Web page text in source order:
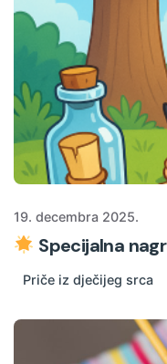
19. decembra 2025.
Specijalna
Priče iz dječijeg srca